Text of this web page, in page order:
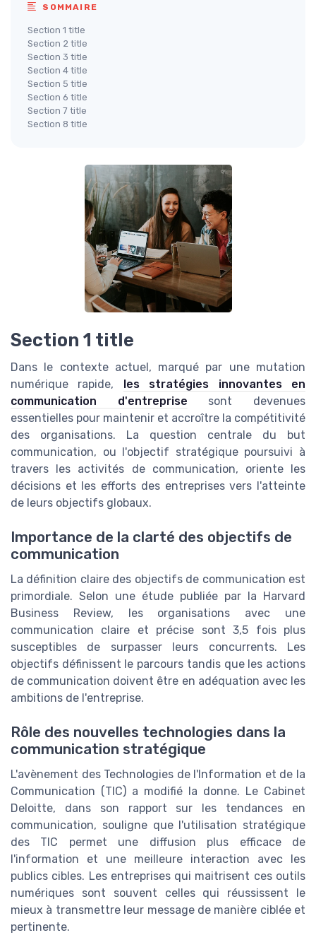
SOMMAIRE
Section 1 title
Section 2 title
Section 3 title
Section 4 title
Section 5 title
Section 6 title
Section 7 title
Section 8 title
Section 1 title
Dans le contexte actuel, marqué par une mutation
numérique rapide, les stratégies innovantes en
communication d'entreprise sont devenues
essentielles pour maintenir et accroître la compétitivité
des organisations. La question centrale du but
communication, ou l'objectif stratégique poursuivi à
travers les activités de communication, oriente les
décisions et les efforts des entreprises vers l'atteinte
de leurs objectifs globaux.
Importance de la clarté des objectifs de
communication
La définition claire des objectifs de communication est
primordiale. Selon une étude publiée par la Harvard
Business Review, les organisations avec une
communication claire et précise sont 3,5 fois plus
susceptibles de surpasser leurs concurrents. Les
objectifs définissent le parcours tandis que les actions
de communication doivent être en adéquation avec les
ambitions de l'entreprise.
Rôle des nouvelles technologies dans la
communication stratégique
L'avènement des Technologies de l'Information et de la
Communication (TIC) a modifié la donne. Le Cabinet
Deloitte, dans son rapport sur les tendances en
communication, souligne que l'utilisation stratégique
des TIC permet une diffusion plus efficace de
l'information et une meilleure interaction avec les
publics cibles. Les entreprises qui maitrisent ces outils
numériques sont souvent celles qui réussissent le
mieux à transmettre leur message de manière ciblée et
pertinente.